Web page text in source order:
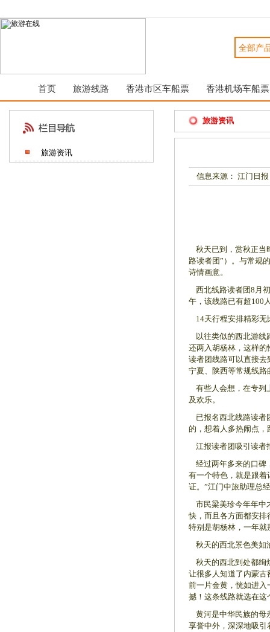
首页 旅游线路 香港市区车船票 香港机场车船票
旅游资讯
旅游资讯
信息来源： 江门日报
秋天已到，赏秋正当
路读者团”）。与常规
诗情画意。
西北线路读者团8月
午，该线路已有超100
14天行程安排精彩无
以往类似的西北游线
还两入胡杨林，这样
读者团线路可以直接去
宁夏、陕西等常规线
有些人会想，在专列
及欢乐。
已报名西北线路读者
的，想着人多热闹点，
江报读者团吸引读者
经过两年多来的口碑
有一个特色，就是跟
证。”江门中旅助理总
市民梁美珍今年年中
快，而且各方面都安排
特别是胡杨林，一年就
秋天的西北景色美如
秋天的西北到处都绚
让很多人知道了内蒙
前一片金黄，恍如进
撼！这条线路就选在这
黄河是中华民族的母
享誉中外，深深地吸